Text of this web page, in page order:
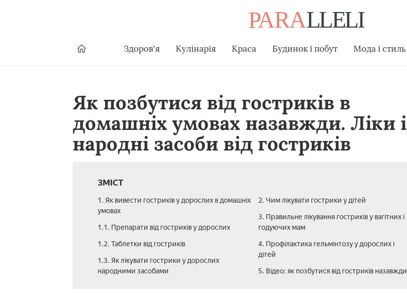
Здоров'я Кулінарія Краса Будинок і побут Мода і стиль
Як позбутися від гостриків в
домашніх умовах назавжди. Ліки і
народні засоби від гостриків
ЗМІСТ
1. Як вивести гостриків у дорослих в домашніх
умовах
1.1. Препарати від гостриків у дорослих
1.2. Таблетки від гостриків
1.3. Як лікувати гострики у дорослих
народними засобами
2. Чим лікувати гострики у дітей
3. Правильне лікування гостриків у вагітних і
годуючих мам
4. Профілактика гельмінтозу у дорослих і
дітей
5. Відео: як позбутися від гостриків назавжди